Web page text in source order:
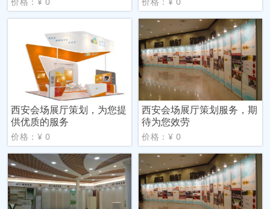
西安会场展厅策划，为您提
供优质的服务
价格：¥ 0
西安会场展厅策划服务，期
待为您效劳
价格：¥ 0